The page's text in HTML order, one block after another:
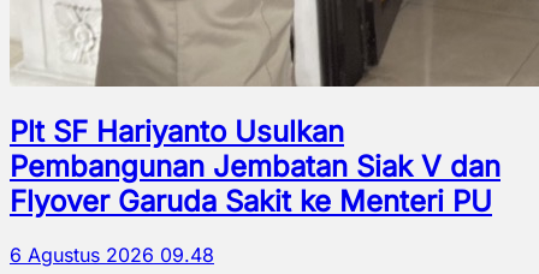
Plt SF Hariyanto Usulkan
Pembangunan Jembatan Siak V dan
Flyover Garuda Sakit ke Menteri PU
6 Agustus 2026 09.48